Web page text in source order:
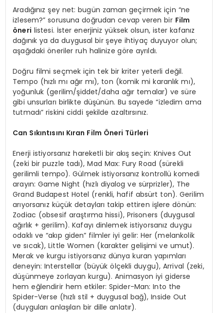
Aradığınız şey net: bugün zaman geçirmek için “ne
izlesem?” sorusuna doğrudan cevap veren bir Film
öneri listesi. İster enerjiniz yüksek olsun, ister kafanız
dağınık ya da duygusal bir şeye ihtiyaç duyuyor olun;
aşağıdaki öneriler ruh halinize göre ayrıldı.
Doğru filmi seçmek için tek bir kriter yeterli değil.
Tempo (hızlı mı ağır mı), ton (komik mi karanlık mı),
yoğunluk (gerilim/şiddet/daha ağır temalar) ve süre
gibi unsurları birlikte düşünün. Bu sayede “izledim ama
tutmadı” riskini ciddi şekilde azaltırsınız.
Can Sıkıntısını Kıran Film Öneri Türleri
Enerji istiyorsanız hareketli bir akış seçin: Knives Out
(zeki bir puzzle tadı), Mad Max: Fury Road (sürekli
gerilimli tempo). Gülmek istiyorsanız kontrollü komedi
arayın: Game Night (hızlı diyalog ve sürprizler), The
Grand Budapest Hotel (renkli, hafif absürt ton). Gerilim
arıyorsanız küçük detayları takip ettiren işlere dönün:
Zodiac (obsesif araştırma hissi), Prisoners (duygusal
ağırlık + gerilim). Kafayı dinlemek istiyorsanız duygu
odaklı ve “akıp giden” filmler iyi gelir: Her (melankolik
ve sıcak), Little Women (karakter gelişimi ve umut).
Merak ve kurgu istiyorsanız dünya kuran yapımları
deneyin: Interstellar (büyük ölçekli duygu), Arrival (zeki,
düşünmeye zorlayan kurgu). Animasyon iyi giderse
hem eğlendirir hem etkiler: Spider-Man: Into the
Spider-Verse (hızlı stil + duygusal bağ), Inside Out
(duyguları anlaşılan bir dille anlatır).